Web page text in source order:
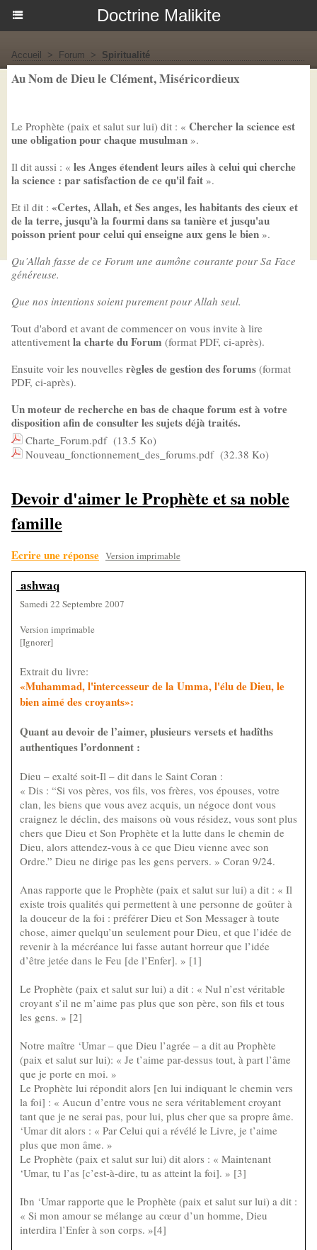
Doctrine Malikite
Accueil > Forum > Spiritualité
Au Nom de Dieu le Clément, Miséricordieux
Le Prophète (paix et salut sur lui) dit : « Chercher la science est
une obligation pour chaque musulman ».
Il dit aussi : « les Anges étendent leurs ailes à celui qui cherche
la science : par satisfaction de ce qu'il fait ».
Et il dit : «Certes, Allah, et Ses anges, les habitants des cieux et
de la terre, jusqu'à la fourmi dans sa tanière et jusqu'au
poisson prient pour celui qui enseigne aux gens le bien ».
Qu’Allah fasse de ce Forum une aumône courante pour Sa Face
généreuse.
Que nos intentions soient purement pour Allah seul.
Tout d'abord et avant de commencer on vous invite à lire
attentivement la charte du Forum (format PDF, ci-après).
Ensuite voir les nouvelles règles de gestion des forums (format
PDF, ci-après).
Un moteur de recherche en bas de chaque forum est à votre
disposition afin de consulter les sujets déjà traités.
Charte_Forum.pdf (13.5 Ko)
Nouveau_fonctionnement_des_forums.pdf (32.38 Ko)
Devoir d'aimer le Prophète et sa noble
famille
Ecrire une réponse Version imprimable
ashwaq
Samedi 22 Septembre 2007
Version imprimable
[Ignorer]
Extrait du livre:
«Muhammad, l'intercesseur de la Umma, l'élu de Dieu, le
bien aimé des croyants»:
Quant au devoir de l’aimer, plusieurs versets et hadîths
authentiques l’ordonnent :
Dieu – exalté soit-Il – dit dans le Saint Coran :
« Dis : “Si vos pères, vos fils, vos frères, vos épouses, votre
clan, les biens que vous avez acquis, un négoce dont vous
craignez le déclin, des maisons où vous résidez, vous sont plus
chers que Dieu et Son Prophète et la lutte dans le chemin de
Dieu, alors attendez-vous à ce que Dieu vienne avec son
Ordre.” Dieu ne dirige pas les gens pervers. » Coran 9/24.
Anas rapporte que le Prophète (paix et salut sur lui) a dit : « Il
existe trois qualités qui permettent à une personne de goûter à
la douceur de la foi : préférer Dieu et Son Messager à toute
chose, aimer quelqu’un seulement pour Dieu, et que l’idée de
revenir à la mécréance lui fasse autant horreur que l’idée
d’être jetée dans le Feu [de l’Enfer]. » [1]
Le Prophète (paix et salut sur lui) a dit : « Nul n’est véritable
croyant s’il ne m’aime pas plus que son père, son fils et tous
les gens. » [2]
Notre maître ‘Umar – que Dieu l’agrée – a dit au Prophète
(paix et salut sur lui): « Je t’aime par-dessus tout, à part l’âme
que je porte en moi. »
Le Prophète lui répondit alors [en lui indiquant le chemin vers
la foi] : « Aucun d’entre vous ne sera véritablement croyant
tant que je ne serai pas, pour lui, plus cher que sa propre âme.
‘Umar dit alors : « Par Celui qui a révélé le Livre, je t’aime
plus que mon âme. »
Le Prophète (paix et salut sur lui) dit alors : « Maintenant
‘Umar, tu l’as [c’est-à-dire, tu as atteint la foi]. » [3]
Ibn ‘Umar rapporte que le Prophète (paix et salut sur lui) a dit :
« Si mon amour se mélange au cœur d’un homme, Dieu
interdira l’Enfer à son corps. »[4]